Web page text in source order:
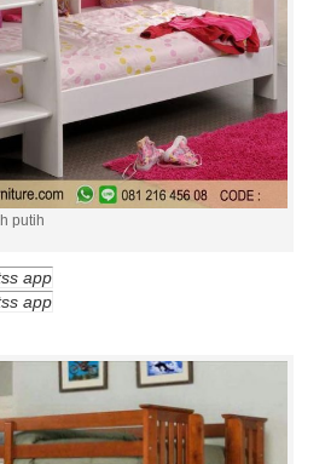
putih
app
app